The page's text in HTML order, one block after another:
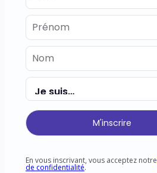
M'inscrire
En vous inscrivant, vous acceptez notre
de confidentialité.